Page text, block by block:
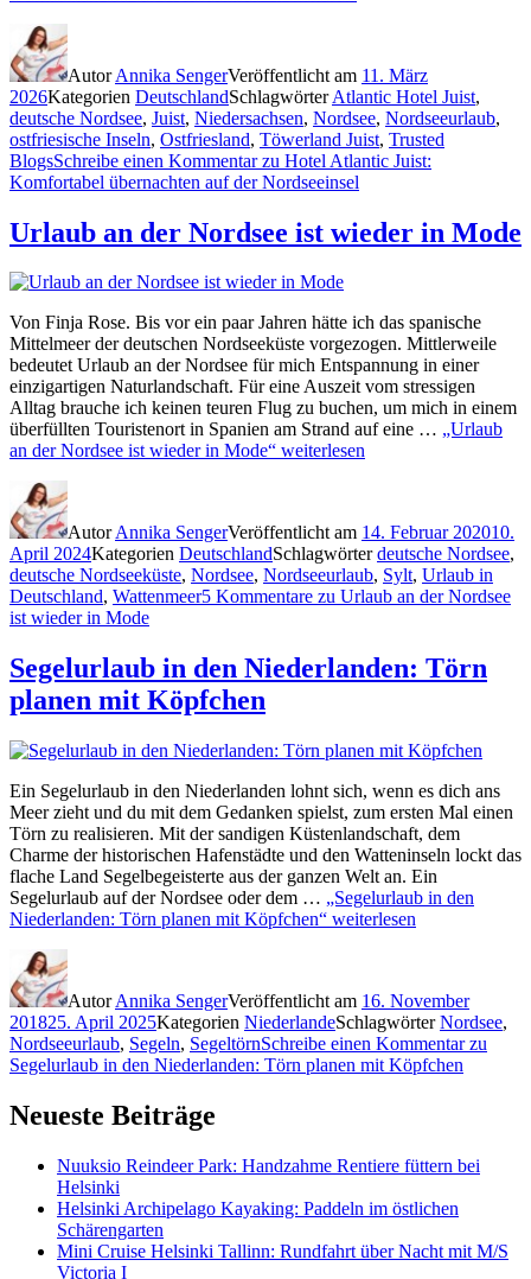
AutorAnnika SengerVeröffentlicht am 11. März
2026Kategorien DeutschlandSchlagwörterAtlantic Hotel Juist,
deutsche Nordsee, Juist, Niedersachsen, Nordsee, Nordseeurlaub,
ostfriesische Inseln, Ostfriesland, Töwerland Juist, Trusted
BlogsSchreibe einen Kommentarzu Hotel Atlantic Juist:
Komfortabel übernachten auf der Nordseeinsel
Urlaub an der Nordsee ist wieder in Mode
Von Finja Rose. Bis vor ein paar Jahren hätte ich das spanische
Mittelmeer der deutschen Nordseeküste vorgezogen. Mittlerweile
bedeutet Urlaub an der Nordsee für mich Entspannung in einer
einzigartigen Naturlandschaft. Für eine Auszeit vom stressigen
Alltag brauche ich keinen teuren Flug zu buchen, um mich in einem
überfüllten Touristenort in Spanien am Strand auf eine … „Urlaub
an der Nordsee ist wieder in Mode“ weiterlesen
AutorAnnika SengerVeröffentlicht am 14. Februar 202010.
April 2024Kategorien DeutschlandSchlagwörterdeutsche Nordsee,
deutsche Nordseeküste, Nordsee, Nordseeurlaub, Sylt, Urlaub in
Deutschland, Wattenmeer5 Kommentare zu Urlaub an der Nordsee
ist wieder in Mode
Segelurlaub in den Niederlanden: Törn
planen mit Köpfchen
Ein Segelurlaub in den Niederlanden lohnt sich, wenn es dich ans
Meer zieht und du mit dem Gedanken spielst, zum ersten Mal einen
Törn zu realisieren. Mit der sandigen Küstenlandschaft, dem
Charme der historischen Hafenstädte und den Watteninseln lockt das
flache Land Segelbegeisterte aus der ganzen Welt an. Ein
Segelurlaub auf der Nordsee oder dem … „Segelurlaub in den
Niederlanden: Törn planen mit Köpfchen“ weiterlesen
AutorAnnika SengerVeröffentlicht am 16. November
201825. April 2025Kategorien NiederlandeSchlagwörterNordsee,
Nordseeurlaub, Segeln, SegeltörnSchreibe einen Kommentarzu
Segelurlaub in den Niederlanden: Törn planen mit Köpfchen
Neueste Beiträge
Nuuksio Reindeer Park: Handzahme Rentiere füttern bei
Helsinki
Helsinki Archipelago Kayaking: Paddeln im östlichen
Schärengarten
Mini Cruise Helsinki Tallinn: Rundfahrt über Nacht mit M/S
Victoria I